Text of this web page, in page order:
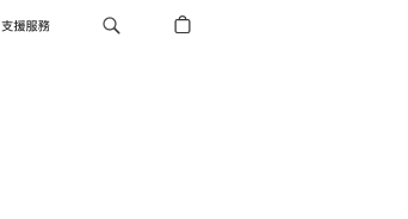
支援服務